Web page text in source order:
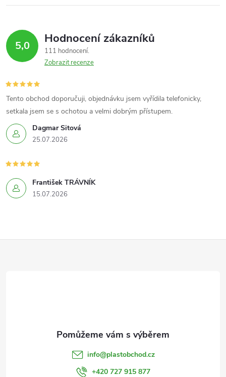
5,0 Hodnocení zákazníků
111 hodnocení
Zobrazit recenze
Dagmar Sitová
25.07.2026
Tento obchod doporučuji, objednávku jsem vyřídila telefonicky,
setkala jsem se s ochotou a velmi dobrým přístupem.
František TRÁVNÍK
15.07.2026
info@plastobchod.cz
+420 727 915 877